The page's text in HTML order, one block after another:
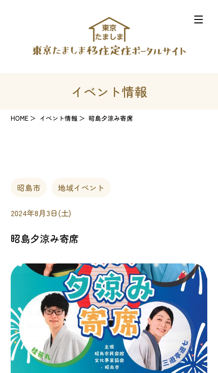
イベント情報
HOME イベント情報 昭島夕涼み寄席
昭島市 地域イベント
2024年8月3日(土)
昭島夕涼み寄席